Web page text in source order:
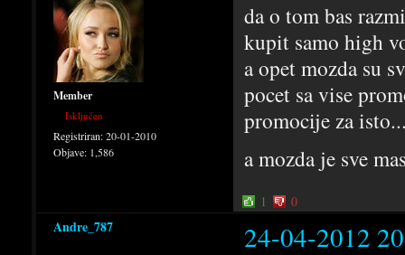
Member
Isključen
Registriran:20-01-2010
Objave: 1,586
da o tom bas
kupit samo high
a opet mozda su
pocet sa vise
promocije za
a mozda je sve
1 0
Andre_787 24-04-2012